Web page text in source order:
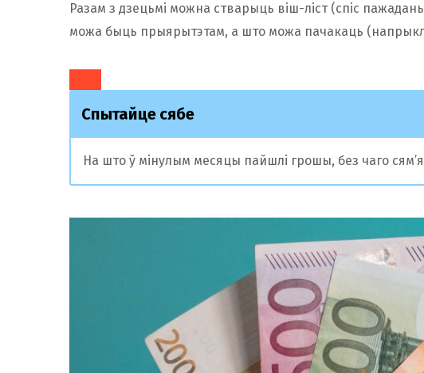
Разам з дзецьмі можна стварыць віш-ліст (спіс
можа быць прыярытэтам, а што можа пачакаць
Спытайце сябе
На што ў мінулым месяцы пайшлі грошы, без чаго